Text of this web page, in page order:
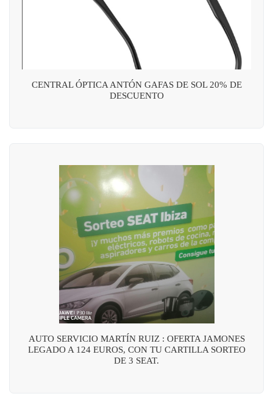
CENTRAL ÓPTICA ANTÓN GAFAS DE SOL 20% DE
DESCUENTO
AUTO SERVICIO MARTÍN RUIZ : OFERTA JAMONES
LEGADO A 124 EUROS, CON TU CARTILLA SORTEO
DE 3 SEAT.